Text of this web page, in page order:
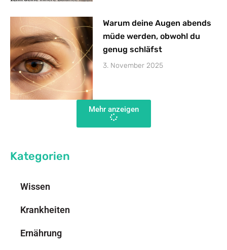
Warum deine Augen abends
müde werden, obwohl du
genug schläfst
3. November 2025
Mehr anzeigen
Kategorien
Wissen
Krankheiten
Ernährung